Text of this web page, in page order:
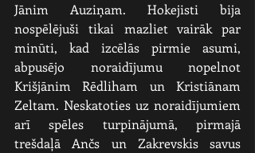
Jānim Auziņam. Hokejisti bija
nospēlējuši tikai mazliet vairāk par
minūti, kad izcēlās pirmie asumi,
abpusējo noraidījumu nopelnot
Krišjānim Rēdliham un Kristiānam
Zeltam. Neskatoties uz noraidījumiem
arī spēles turpinājumā, pirmajā
trešdaļā Ančs un Zakrevskis savus